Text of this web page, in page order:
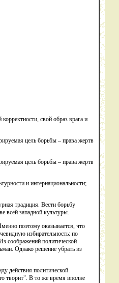
свой образ врага и
цель борьбы – права жертв
цель борьбы – права жертв
и интернациональности;
традиция. Вести борьбу
всей западной культуры.
поэтому оказывается, что
избирательность: по
соображений политической
Однако решение убрать из
действия политической
творит". В то же время вполне